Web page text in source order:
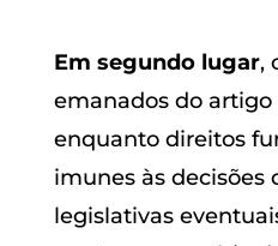
Em segundo lugar,
emanados do artigo
enquanto direitos
imunes às decisões
legislativas